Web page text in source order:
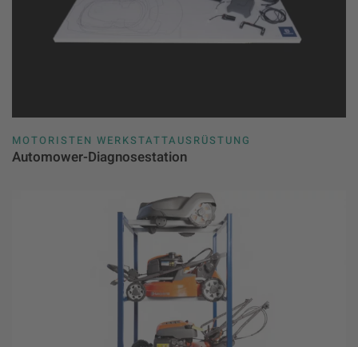
MOTORISTEN WERKSTATTAUSRÜSTUNG
Automower-Diagnosestation